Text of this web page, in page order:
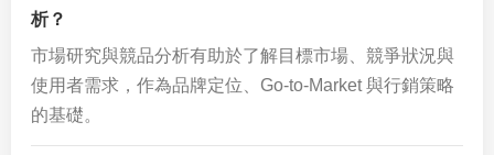
析？
市場研究與競品分析有助於了解目標市場、競爭狀況與
使用者需求，作為品牌定位、Go-to-Market 與行銷策略
的基礎。